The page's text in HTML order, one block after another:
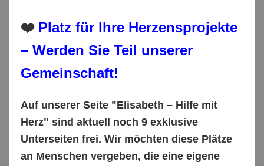
❤️ Platz für Ihre Herzensprojekte
– Werden Sie Teil unserer
Gemeinschaft!
Auf unserer Seite "Elisabeth – Hilfe mit
Herz" sind aktuell noch 9 exklusive
Unterseiten frei. Wir möchten diese Plätze
an Menschen vergeben, die eine eigene